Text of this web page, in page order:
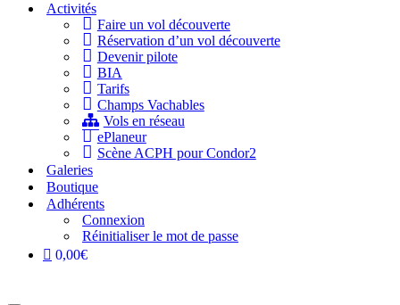
Activités
Faire un vol découverte
Réservation d’un vol découverte
Devenir pilote
BIA
Tarifs
Champs Vachables
Vols en réseau
ePlaneur
Scène ACPH pour Condor2
Galeries
Boutique
Adhérents
Connexion
Réinitialiser le mot de passe
0,00€